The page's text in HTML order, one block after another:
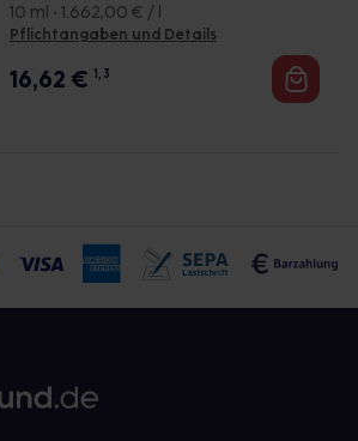
10 ml • 1.662,00 € / l
Pflichtangaben und Details
16,62 € 1, 3